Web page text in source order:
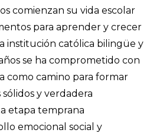
comienzan su vida escolar
para aprender y crecer
institución católica bilingüe y
se ha comprometido con
como camino para formar
y verdadera
etapa temprana
emocional social y